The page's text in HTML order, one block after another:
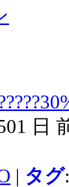
日
| タグ